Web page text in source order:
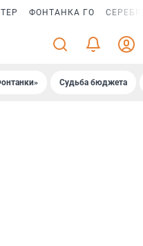
ФОНТАНКА ГО
Судьба бюджета